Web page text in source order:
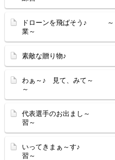
ドローンを飛ばそう♪ ～
業～
素敵な贈り物♪
わぁ～♪ 見て、み
～
代表選手のお出まし～
習～
いってきまぁ～
習～